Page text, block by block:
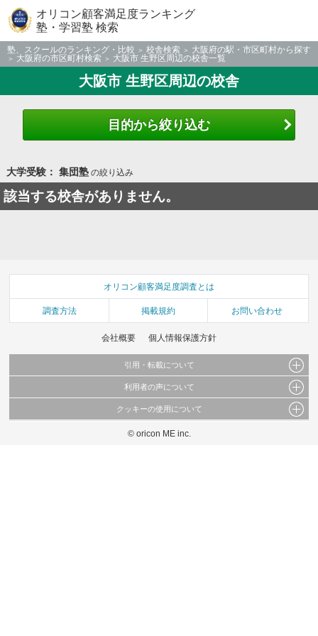
オリコン顧客満足度ランキング
塾・学習塾 検索
塾、スクールのランキング・比較 校舎検索
大阪府の駅・市区町村から探す
大阪府の市区町村検索
大阪市 生野区周辺の校舎一覧
大阪市 生野区周辺の校舎
目的から絞り込む
大学受験： 集団塾の絞り込み
該当する校舎がありません。
オリコン顧客満足度調査とは
調査方法 掲載規約 お問い合わせ
会社概要 個人情報保護方針
引用・転載について
当サイトで公開されている情報（文字、写真、イラスト、画像データ等）及びこれらの配
これらの情報を権利者の許可なく無断転載・複製などの二次利用を行うことは固く禁じて
利用者の声について
当サイトに掲載している内容はすべてサービスの利用者が提出された見解・感想です。
弊社の見解・ 意見ではないことをご理解いただいた上でご覧ください。
クッキーの使用について
このサイトでは Cookie を使用して、ユーザーに合わせたコンテンツや広告の表示、ソー
© oricon ME inc.